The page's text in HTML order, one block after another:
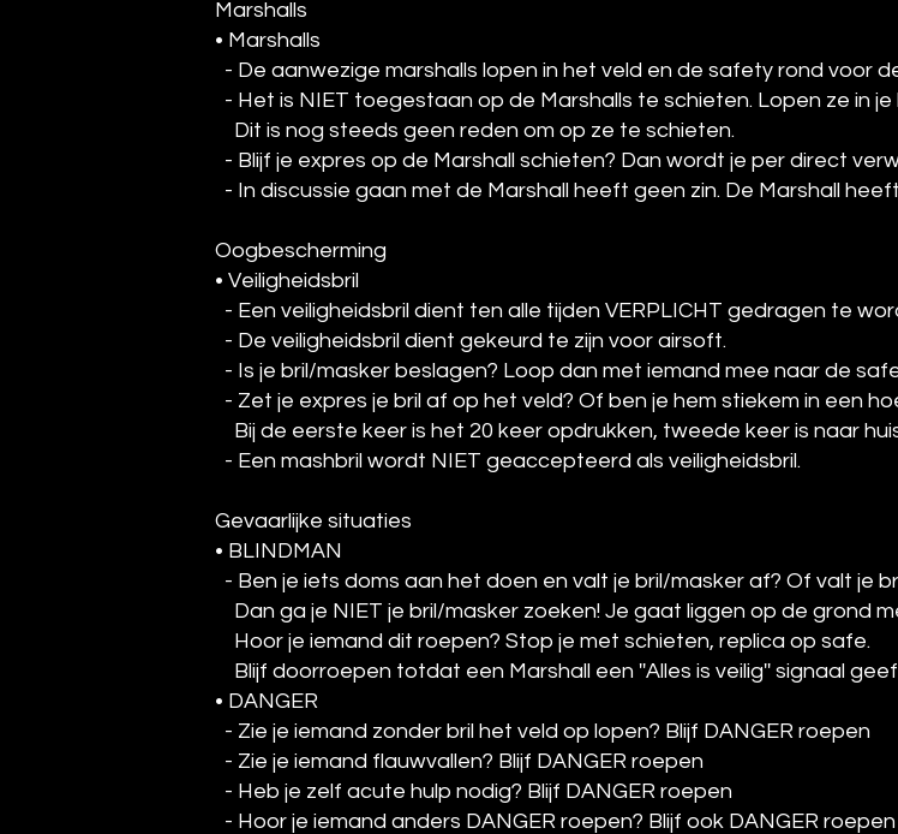
Marshalls
• Marshalls
- De aanwezige marshalls lopen in het veld en de safety rond voor
- Het is NIET toegestaan op de Marshalls te schieten. Lopen ze in
Dit is nog steeds geen reden om op ze te schieten.
- Blijf je expres op de Marshall schieten? Dan wordt je per direct
- In discussie gaan met de Marshall heeft geen zin. De Marshall
Oogbescherming
• Veiligheidsbril
- Een veiligheidsbril dient ten alle tijden VERPLICHT gedragen te
- De veiligheidsbril dient gekeurd te zijn voor airsoft.
- Is je bril/masker beslagen? Loop dan met iemand mee naar de
- Zet je expres je bril af op het veld? Of ben je hem stiekem in een
Bij de eerste keer is het 20 keer opdrukken, tweede keer is naar
- Een mashbril wordt NIET geaccepteerd als veiligheidsbril.
Gevaarlijke situaties
• BLINDMAN
- Ben je iets doms aan het doen en valt je bril/masker af? Of valt je
Dan ga je NIET je bril/masker zoeken! Je gaat liggen op de grond
Hoor je iemand dit roepen? Stop je met schieten, replica op safe.
Blijf doorroepen totdat een Marshall een ''Alles is veilig'' signaal
• DANGER
- Zie je iemand zonder bril het veld op lopen? Blijf DANGER roepen
- Zie je iemand flauwvallen? Blijf DANGER roepen
- Heb je zelf acute hulp nodig? Blijf DANGER roepen
- Hoor je iemand anders DANGER roepen? Blijf ook DANGER roepen